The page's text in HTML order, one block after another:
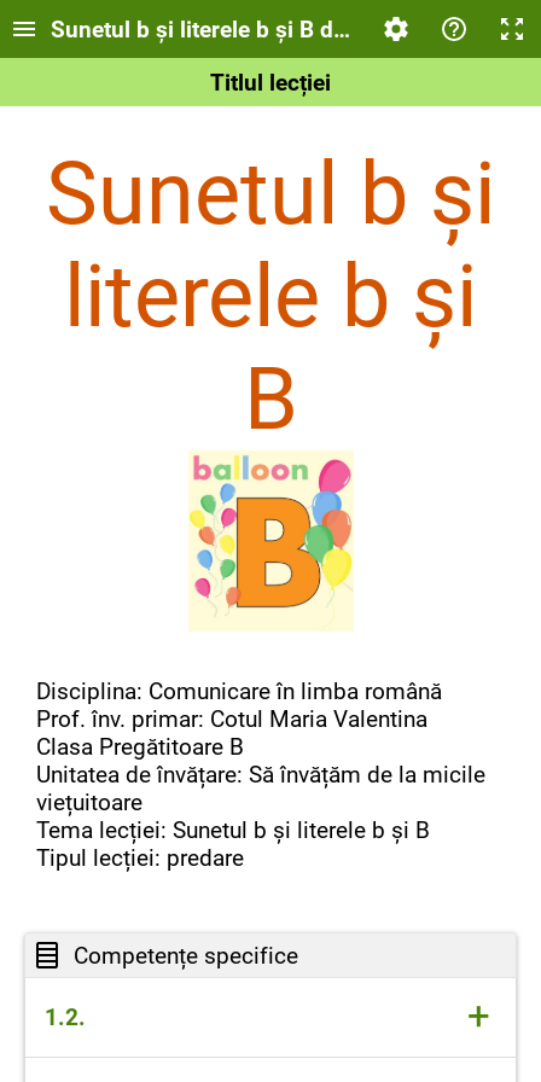
Sunetul b și literele b și B de tipar
Titlul lecției
Sunetul b și
literele b și
B
Disciplina: Comunicare în limba română
Prof. înv. primar: Cotul Maria Valentina
Clasa Pregătitoare B
Unitatea de învățare: Să învățăm de la micile
viețuitoare
Tema lecției: Sunetul b și literele b și B
Tipul lecției: predare
Competențe specifice
1.2. +